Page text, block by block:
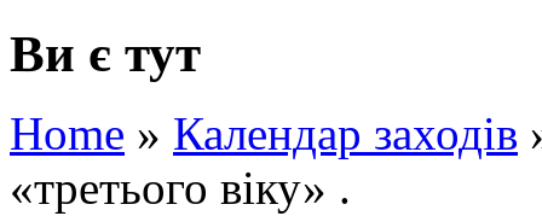
Ви є тут
Home » Календар заходів
«третього віку» .